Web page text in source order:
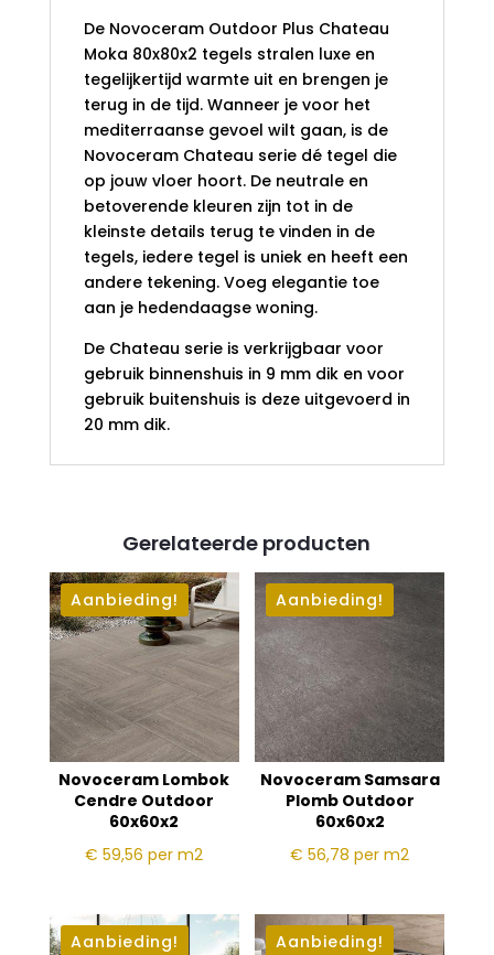
De Novoceram Outdoor Plus Chateau
Moka 80x80x2 tegels stralen luxe en
tegelijkertijd warmte uit en brengen je
terug in de tijd. Wanneer je voor het
mediterraanse gevoel wilt gaan, is de
Novoceram Chateau serie dé tegel die
op jouw vloer hoort. De neutrale en
betoverende kleuren zijn tot in de
kleinste details terug te vinden in de
tegels, iedere tegel is uniek en heeft een
andere tekening. Voeg elegantie toe
aan je hedendaagse woning.
De Chateau serie is verkrijgbaar voor
gebruik binnenshuis in 9 mm dik en voor
gebruik buitenshuis is deze uitgevoerd in
20 mm dik.
Gerelateerde producten
Aanbieding!
Novoceram Lombok
Cendre Outdoor
60x60x2
€ 59,56per m2
Aanbieding!
Novoceram Samsara
Plomb Outdoor
60x60x2
€ 56,78per m2
Aanbieding! Aanbieding!